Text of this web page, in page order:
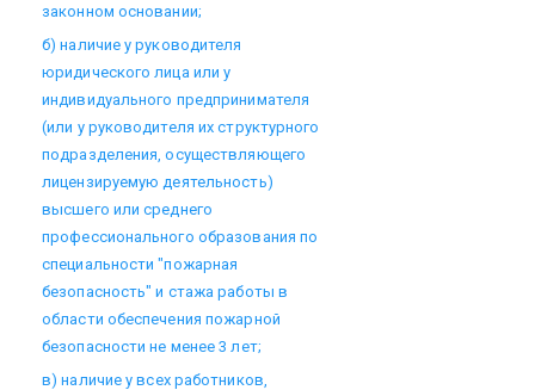
законном основании;
б) наличие у руководителя
юридического лица или у
индивидуального предпринимателя
(или у руководителя их структурного
подразделения, осуществляющего
лицензируемую деятельность)
высшего или среднего
профессионального образования по
специальности "пожарная
безопасность" и стажа работы в
области обеспечения пожарной
безопасности не менее 3 лет;
в) наличие у всех работников,